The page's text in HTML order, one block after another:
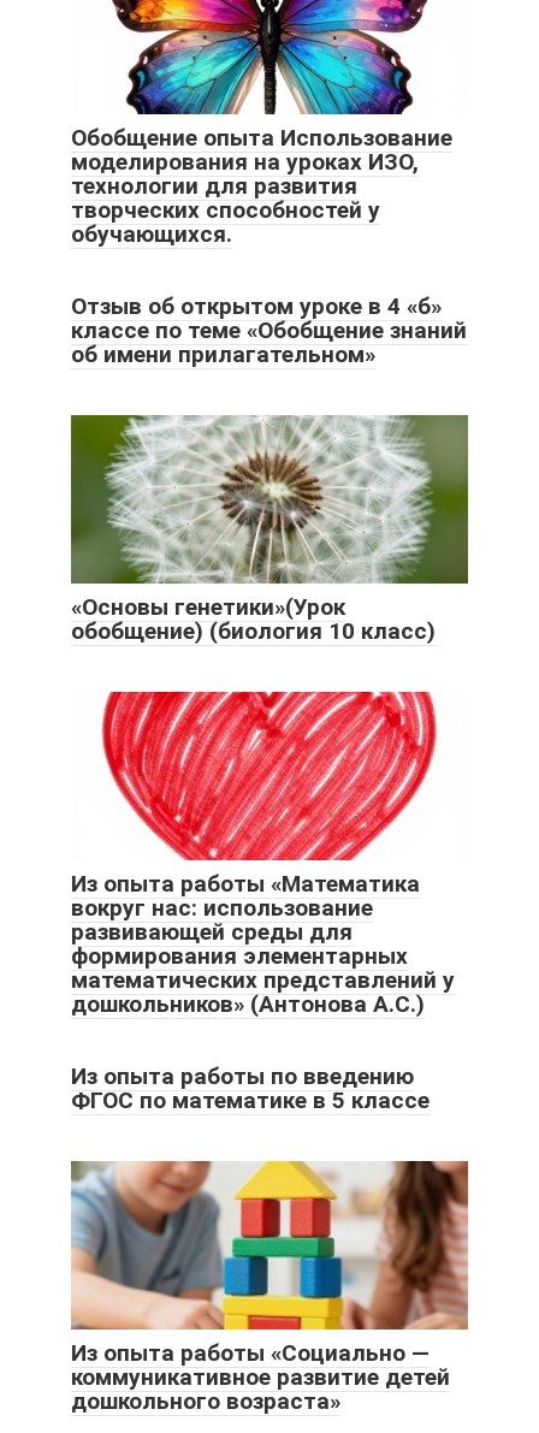
Обобщение опыта Использование
моделирования на уроках ИЗО,
технологии для развития
творческих способностей у
обучающихся.
Отзыв об открытом уроке в 4 «б»
классе по теме «Обобщение знаний
об имени прилагательном»
«Основы генетики»(Урок
обобщение) (биология 10 класс)
Из опыта работы «Математика
вокруг нас: использование
развивающей среды для
формирования элементарных
математических представлений у
дошкольников» (Антонова А.С.)
Из опыта работы по введению
ФГОС по математике в 5 классе
Из опыта работы «Социально —
коммуникативное развитие детей
дошкольного возраста»